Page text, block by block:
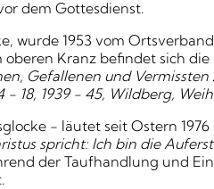
dem Gottesdienst.
wurde 1953 vom
Kranz befindet sich die
Gefallenen und
- 18, 1939 - 45, Wildberg,
- läutet seit Ostern
spricht: Ich bin die
der Taufhandlung und